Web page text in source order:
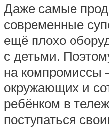
Даже самые
современные
ещё плохо
с детьми.
на компромиссы
окружающих и
ребёнком в
поступаться